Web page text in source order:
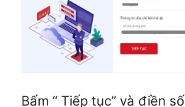
Bấm “ Tiếp tục” và điền